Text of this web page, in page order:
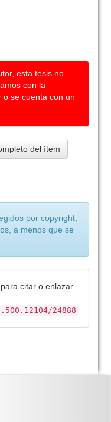
esta tesis no
con la
o se cuenta con un
del ítem
por copyright,
a menos que se
citar o enlazar
24888